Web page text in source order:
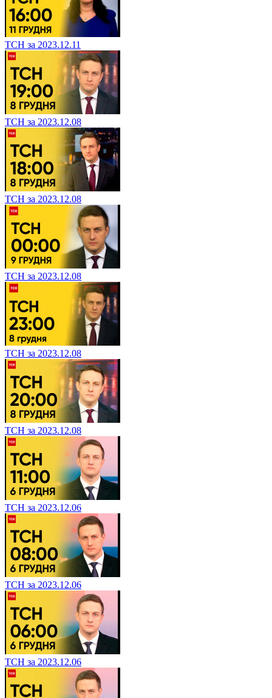
ТСН за 2023.12.11
ТСН за 2023.12.08
ТСН за 2023.12.08
ТСН за 2023.12.08
ТСН за 2023.12.08
ТСН за 2023.12.08
ТСН за 2023.12.06
ТСН за 2023.12.06
ТСН за 2023.12.06